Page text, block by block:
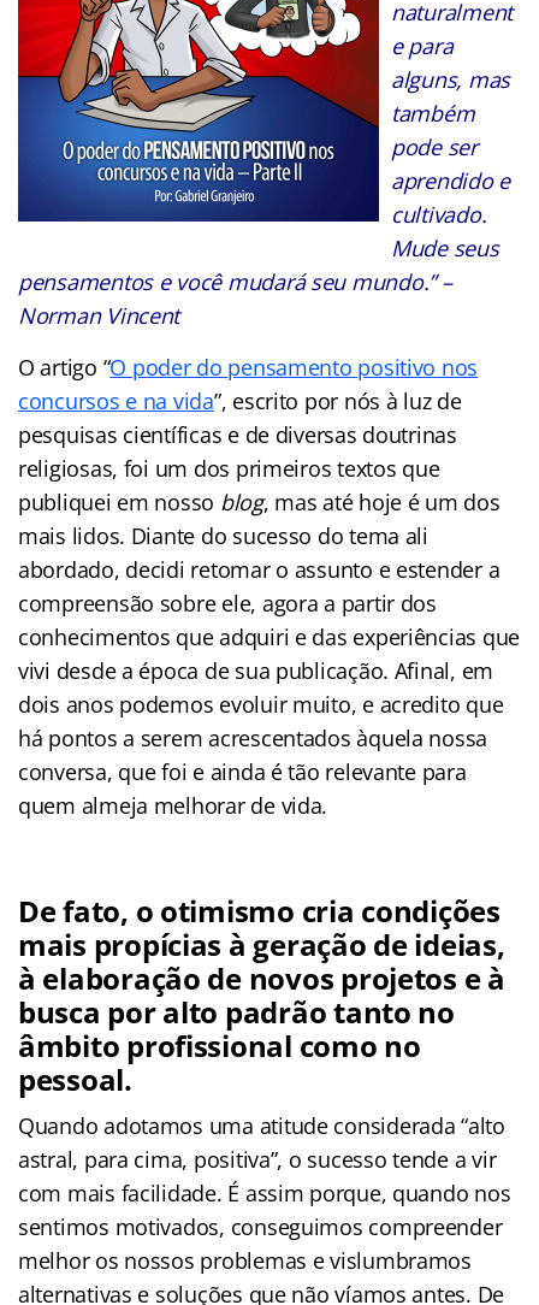
naturalment
e para
alguns, mas
também
pode ser
aprendido e
cultivado.
Mude seus
pensamentos e você mudará seu mundo.” –
Norman Vincent
O artigo “O poder do pensamento positivo nos
concursos e na vida”, escrito por nós à luz de
pesquisas científicas e de diversas doutrinas
religiosas, foi um dos primeiros textos que
publiquei em nosso blog, mas até hoje é um dos
mais lidos. Diante do sucesso do tema ali
abordado, decidi retomar o assunto e estender a
compreensão sobre ele, agora a partir dos
conhecimentos que adquiri e das experiências que
vivi desde a época de sua publicação. Afinal, em
dois anos podemos evoluir muito, e acredito que
há pontos a serem acrescentados àquela nossa
conversa, que foi e ainda é tão relevante para
quem almeja melhorar de vida.
De fato, o otimismo cria condições
mais propícias à geração de ideias,
à elaboração de novos projetos e à
busca por alto padrão tanto no
âmbito profissional como no
pessoal.
Quando adotamos uma atitude considerada “alto
astral, para cima, positiva”, o sucesso tende a vir
com mais facilidade. É assim porque, quando nos
sentimos motivados, conseguimos compreender
melhor os nossos problemas e vislumbramos
alternativas e soluções que não víamos antes. De